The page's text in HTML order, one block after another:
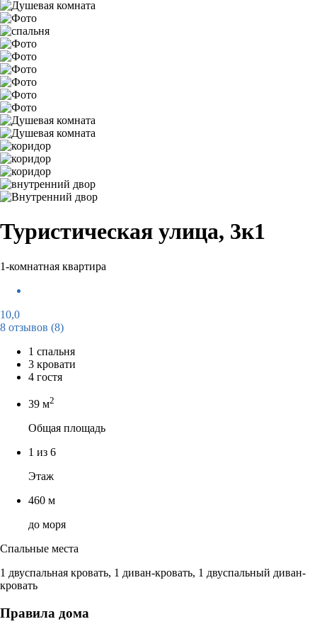
Туристическая улица, 3к1
1-комнатная квартира
10,0
8 отзывов (8)
1 спальня
3 кровати
4 гостя
39 м2
Общая площадь
1 из 6
Этаж
460 м
до моря
Спальные места
1 двуспальная кровать, 1 диван-кровать, 1 двуспальный диван-
кровать
Правила дома